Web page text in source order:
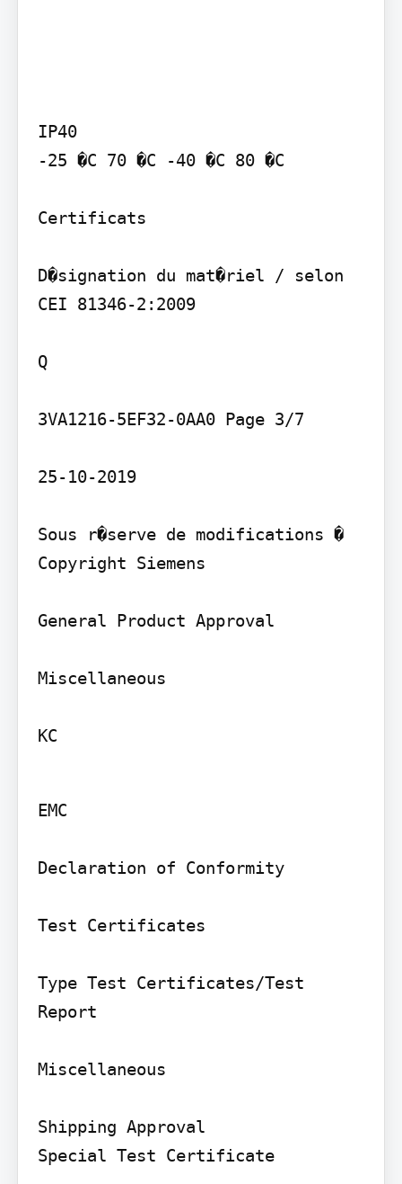
IP40
-25 �C 70 �C -40 �C 80 �C
Certificats
D�signation du mat�riel / selon
CEI 81346-2:2009
Q
3VA1216-5EF32-0AA0 Page 3/7
25-10-2019
Sous r�serve de modifications �
Copyright Siemens
General Product Approval
Miscellaneous
KC
EMC
Declaration of Conformity
Test Certificates
Type Test Certificates/Test
Report
Miscellaneous
Shipping Approval
Special Test Certificate